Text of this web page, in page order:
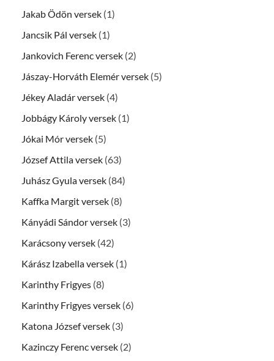
Jakab Ödön versek (1)
Jancsik Pál versek (1)
Jankovich Ferenc versek (2)
Jászay-Horváth Elemér versek (5)
Jékey Aladár versek (4)
Jobbágy Károly versek (1)
Jókai Mór versek (5)
József Attila versek (63)
Juhász Gyula versek (84)
Kaffka Margit versek (8)
Kányádi Sándor versek (3)
Karácsony versek (42)
Kárász Izabella versek (1)
Karinthy Frigyes (8)
Karinthy Frigyes versek (6)
Katona József versek (3)
Kazinczy Ferenc versek (2)